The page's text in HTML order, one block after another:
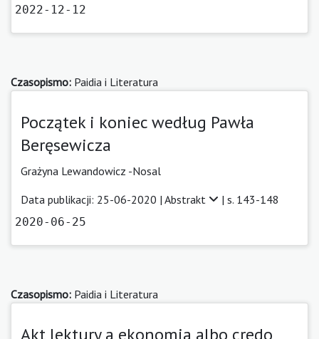
2022-12-12
Czasopismo: Paidia i Literatura
Początek i koniec według Pawła
Beręsewicza
Grażyna Lewandowicz -Nosal
Data publikacji: 25-06-2020 | Abstrakt | s. 143-148
2020-06-25
Czasopismo: Paidia i Literatura
Akt lektury a ekonomia albo credo